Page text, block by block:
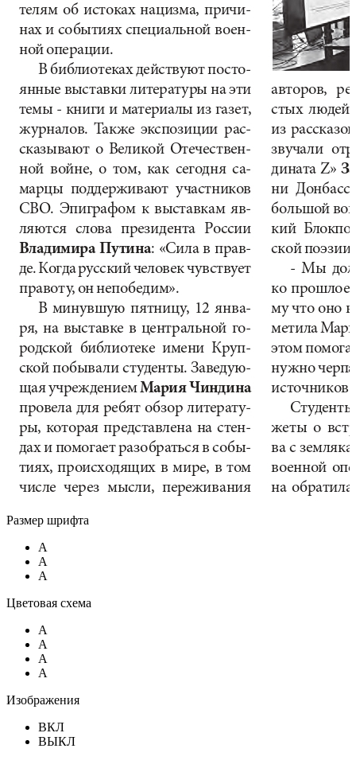
Размер шрифта
A
A
A
Цветовая схема
A
A
A
A
Изображения
ВКЛ
ВЫКЛ